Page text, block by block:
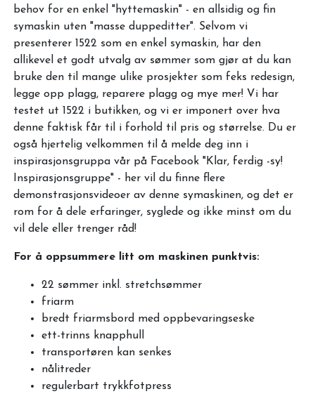
behov for en enkel "hyttemaskin" - en allsidig og fin
symaskin uten "masse duppeditter". Selvom vi
presenterer 1522 som en enkel symaskin, har den
allikevel et godt utvalg av sømmer som gjør at du kan
bruke den til mange ulike prosjekter som feks redesign,
legge opp plagg, reparere plagg og mye mer! Vi har
testet ut 1522 i butikken, og vi er imponert over hva
denne faktisk får til i forhold til pris og størrelse. Du er
også hjertelig velkommen til å melde deg inn i
inspirasjonsgruppa vår på Facebook "Klar, ferdig -sy!
Inspirasjonsgruppe" - her vil du finne flere
demonstrasjonsvideoer av denne symaskinen, og det er
rom for å dele erfaringer, syglede og ikke minst om du
vil dele eller trenger råd!
For å oppsummere litt om maskinen punktvis:
22 sømmer inkl. stretchsømmer
friarm
bredt friarmsbord med oppbevaringseske
ett-trinns knapphull
transportøren kan senkes
nålitreder
regulerbart trykkfotpress